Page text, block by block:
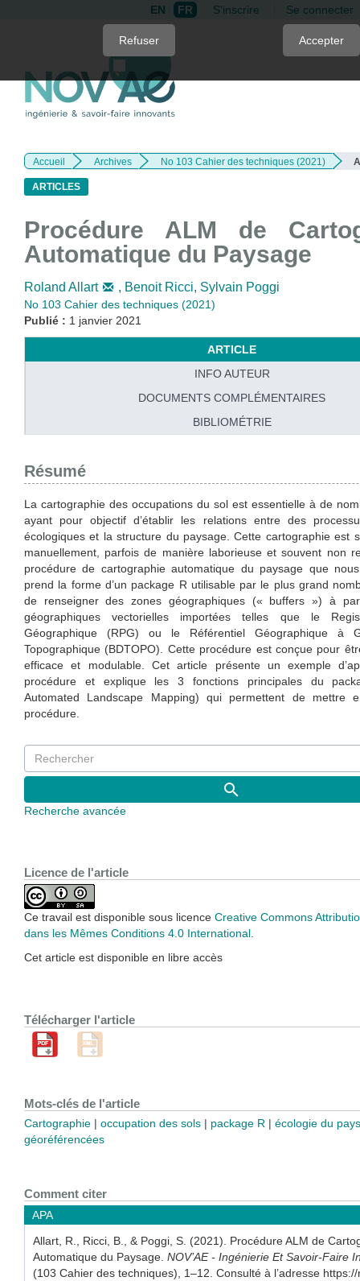
page
content
Navigation
Main
Content
EN FR S'inscrire Se connecter
Accueil Archives No 103 Cahier des techniques (2021)
ARTICLES
Procédure ALM de
Automatique du Paysage
Roland Allart , Benoit Ricci, Sylvain Poggi
No 103 Cahier des techniques (2021)
Publié : 1 janvier 2021
ARTICLE
INFO AUTEUR
DOCUMENTS COMPLÉMENTAIRES
BIBLIOMÉTRIE
Résumé
La cartographie des occupations du sol est essentielle à de
ayant pour objectif d’établir les relations entre des
écologiques et la structure du paysage. Cette cartographie est
manuellement, parfois de manière laborieuse et souvent non
procédure de cartographie automatique du paysage que
prend la forme d’un package R utilisable par le plus grand
de renseigner des zones géographiques (« buffers ») à
géographiques vectorielles importées telles que le
Géographique (RPG) ou le Référentiel Géographique à
Topographique (BDTOPO). Cette procédure est conçue pour
efficace et modulable. Cet article présente un exemple
procédure et explique les 3 fonctions principales du
Automated Landscape Mapping) qui permettent de mettre
procédure.
Recherche avancée
Licence de l'article
Ce travail est disponible sous licence Creative Commons
dans les Mêmes Conditions 4.0 International.
Cet article est disponible en libre accès
Télécharger l'article
Mots-clés de l'article
Cartographie occupation des sols package R
écologie du
géoréférencées
Comment citer
APA
Allart, R., Ricci, B., & Poggi, S. (2021). Procédure ALM de
Automatique du Paysage. NOV’AE - Ingénierie Et Savoir-Faire
(103 Cahier des techniques), 1–12. Consulté à l’adresse
Refuser Accepter